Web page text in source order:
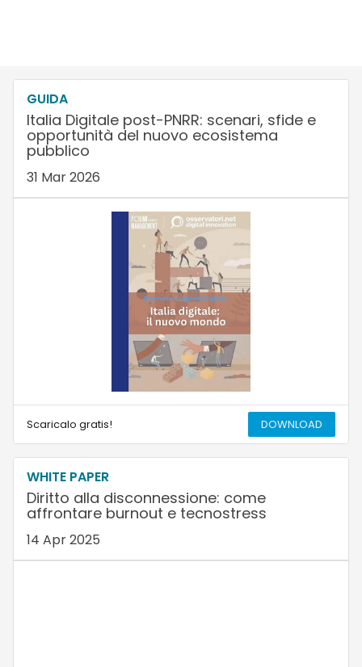
GUIDA
Italia Digitale post-PNRR: scenari, sfide e
opportunità del nuovo ecosistema
pubblico
31 Mar 2026
Scaricalo gratis! DOWNLOAD
WHITE PAPER
Diritto alla disconnessione: come
affrontare burnout e tecnostress
14 Apr 2025